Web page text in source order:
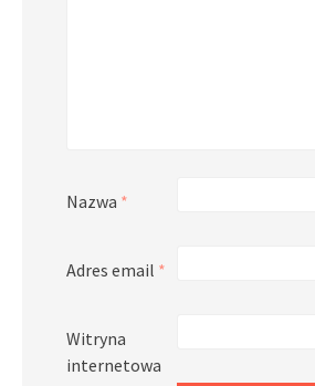
Nazwa *
Adres email *
Witryna
internetowa